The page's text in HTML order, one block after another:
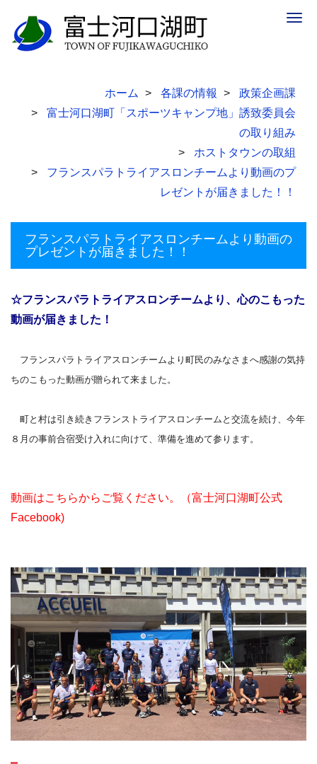
ホーム 各課の情報
政策企画課
富士河口湖町「スポーツキャンプ地」誘致委員会
の取り組み
ホストタウンの取組
フランスパラトライアスロンチームより動画のプ
レゼントが届きました！！
フランスパラトライアスロンチームより動画の
プレゼントが届きました！！
☆フランスパラトライアスロンチームより、心のこもった
動画が届きました！
フランスパラトライアスロンチームより町民のみなさまへ感謝の気持
ちのこもった動画が贈られて来ました。
町と村は引き続きフランストライアスロンチームと交流を続け、今年
８月の事前合宿受け入れに向けて、準備を進めて参ります。
動画はこちらからご覧ください。（富士河口湖町公式
Facebook)